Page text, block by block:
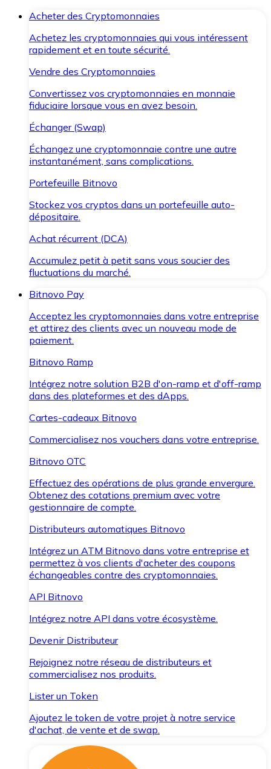
Acheter des Cryptomonnaies
Achetez les cryptomonnaies qui vous intéressent
rapidement et en toute sécurité.
Vendre des Cryptomonnaies
Convertissez vos cryptomonnaies en monnaie
fiduciaire lorsque vous en avez besoin.
Échanger (Swap)
Échangez une cryptomonnaie contre une autre
instantanément, sans complications.
Portefeuille Bitnovo
Stockez vos cryptos dans un portefeuille auto-
dépositaire.
Achat récurrent (DCA)
Accumulez petit à petit sans vous soucier des
fluctuations du marché.
Bitnovo Pay
Acceptez les cryptomonnaies dans votre entreprise
et attirez des clients avec un nouveau mode de
paiement.
Bitnovo Ramp
Intégrez notre solution B2B d'on-ramp et d'off-ramp
dans des plateformes et des dApps.
Cartes-cadeaux Bitnovo
Commercialisez nos vouchers dans votre entreprise.
Bitnovo OTC
Effectuez des opérations de plus grande envergure.
Obtenez des cotations premium avec votre
gestionnaire de compte.
Distributeurs automatiques Bitnovo
Intégrez un ATM Bitnovo dans votre entreprise et
permettez à vos clients d'acheter des coupons
échangeables contre des cryptomonnaies.
API Bitnovo
Intégrez notre API dans votre écosystème.
Devenir Distributeur
Rejoignez notre réseau de distributeurs et
commercialisez nos produits.
Lister un Token
Ajoutez le token de votre projet à notre service
d'achat, de vente et de swap.